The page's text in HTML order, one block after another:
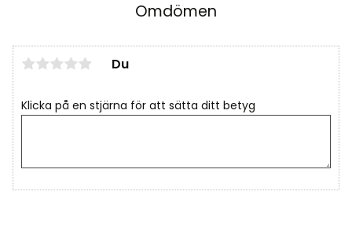
Omdömen
Du
Klicka på en stjärna för att sätta ditt betyg